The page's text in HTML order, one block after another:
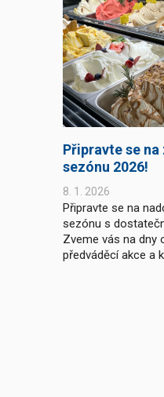
Připravte se
sezónu 2026!
8. 1. 2026
Připravte se na
sezónu s
Zveme vás na dny
předváděcí akce a